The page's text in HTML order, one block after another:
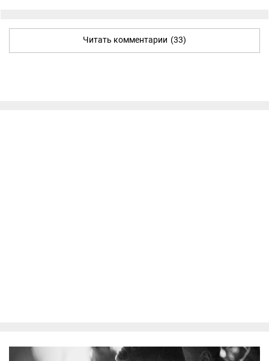
Читать комментарии (33)